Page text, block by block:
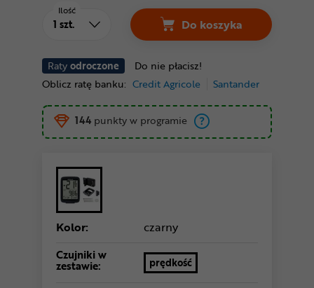
Ratyodroczone
Do nie płacisz!
Oblicz ratę banku: Credit Agricole Santander
Ilość
Do koszyka
144 punkty w programie
Kolor: czarny
Czujniki w
zestawie: prędkość